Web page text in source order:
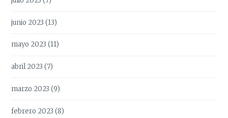
junio 2023 (13)
mayo 2023 (11)
abril 2023 (7)
marzo 2023 (9)
febrero 2023 (8)